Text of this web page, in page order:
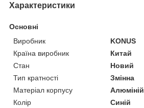
Характеристики
Основні
Виробник
KONUS
Країна виробник
Китай
Стан
Новий
Тип кратності
Змінна
Матеріал корпусу
Алюміній
Колір
Синій